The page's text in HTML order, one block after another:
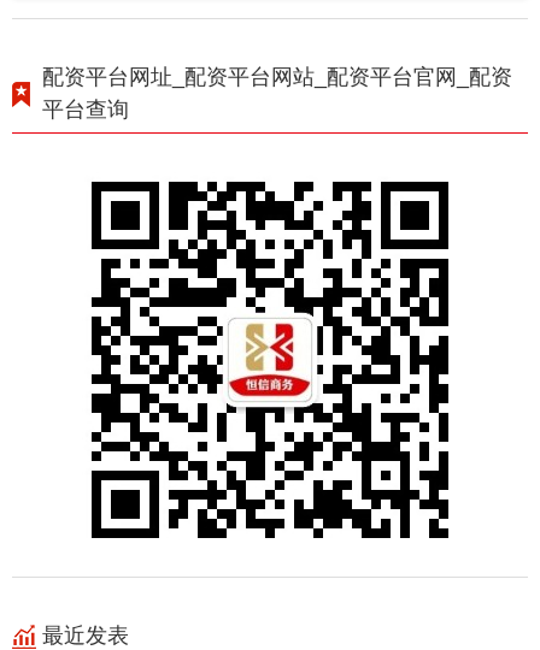
配资平台网址_配资平台网站_配资平台官网_配资
平台查询
最近发表